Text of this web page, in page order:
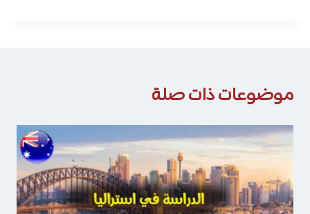
موضوعات ذات صلة